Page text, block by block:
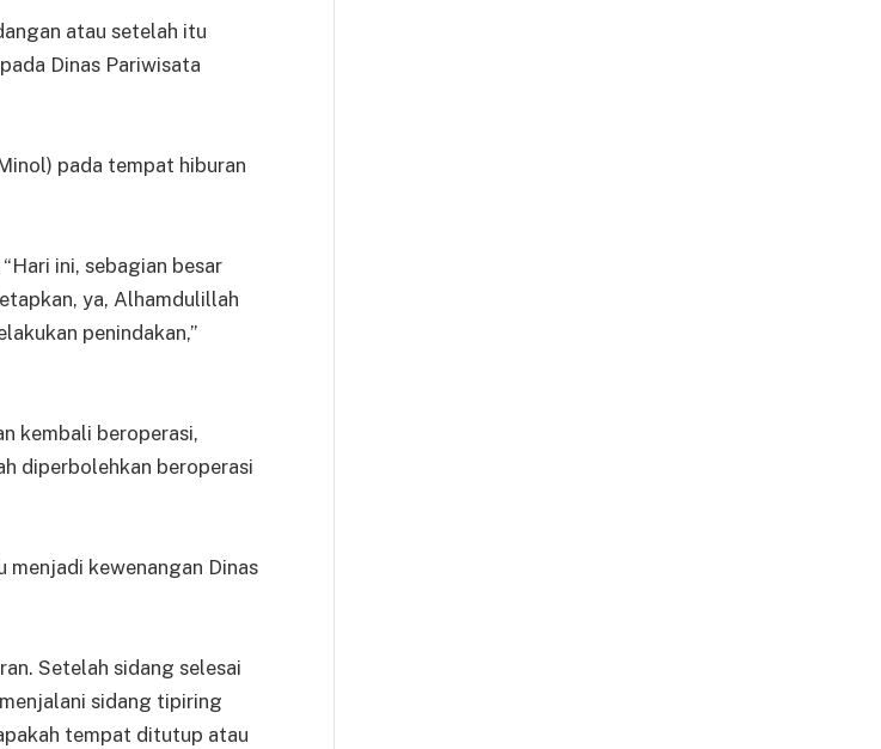
atau setelah itu
Dinas Pariwisata
pada tempat hiburan
ini, sebagian besar
ya, Alhamdulillah
penindakan,”
kembali beroperasi,
diperbolehkan beroperasi
kewenangan Dinas
Setelah sidang selesai
sidang tipiring
tempat ditutup atau